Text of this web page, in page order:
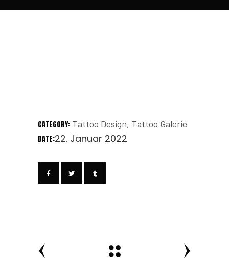
CATEGORY: Tattoo Design Tattoo Galerie
DATE:22. Januar 2022